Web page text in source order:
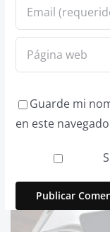
Guarde mi
en este